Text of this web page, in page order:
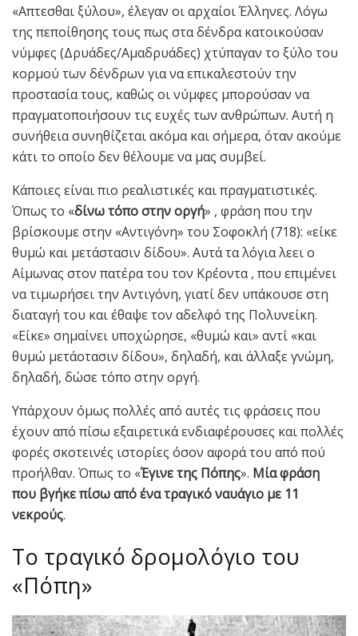
«Απτεσθαι ξύλου», έλεγαν οι αρχαίοι Έλληνες. Λόγω
της πεποίθησης τους πως στα δένδρα κατοικούσαν
νύμφες (Δρυάδες/Αμαδρυάδες) χτύπαγαν το ξύλο του
κορμού των δένδρων για να επικαλεστούν την
προστασία τους, καθώς οι νύμφες μπορούσαν να
πραγματοποιήσουν τις ευχές των ανθρώπων. Αυτή η
συνήθεια συνηθίζεται ακόμα και σήμερα, όταν ακούμε
κάτι το οποίο δεν θέλουμε να μας συμβεί.
Κάποιες είναι πιο ρεαλιστικές και πραγματιστικές.
Όπως το «δίνω τόπο στην οργή» , φράση που την
βρίσκουμε στην «Αντιγόνη» του Σοφοκλή (718): «είκε
θυμώ και μετάστασιν δίδου». Αυτά τα λόγια λεει ο
Αίμωνας στον πατέρα του τον Κρέοντα , που επιμένει
να τιμωρήσει την Αντιγόνη, γιατί δεν υπάκουσε στη
διαταγή του και έθαψε τον αδελφό της Πολυνείκη.
«Είκε» σημαίνει υποχώρησε, «θυμώ και» αντί «και
θυμώ μετάοτασιν δίδου», δηλαδή, και άλλαξε γνώμη,
δηλαδή, δώσε τόπο στην οργή.
Υπάρχουν όμως πολλές από αυτές τις φράσεις που
έχουν από πίσω εξαιρετικά ενδιαφέρουσες και πολλές
φορές σκοτεινές ιστορίες όσον αφορά του από πού
προήλθαν. Όπως το «Έγινε της Πόπης». Μία φράση
που βγήκε πίσω από ένα τραγικό ναυάγιο με 11
νεκρούς.
Το τραγικό δρομολόγιο του
«Πόπη»